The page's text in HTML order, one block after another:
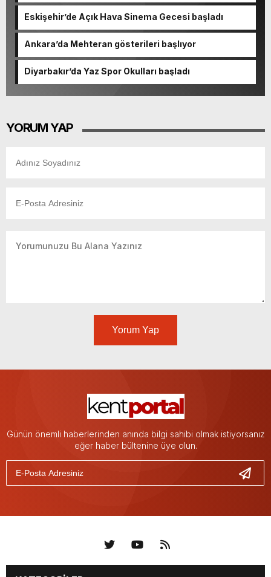
Eskişehir’de Açık Hava Sinema Gecesi başladı
Ankara’da Mehteran gösterileri başlıyor
Diyarbakır’da Yaz Spor Okulları başladı
YORUM YAP
Yorum Yap
Günün önemli haberlerinden anında bilgi sahibi olmak istiyorsanız
eğer haber bültenine üye olun.